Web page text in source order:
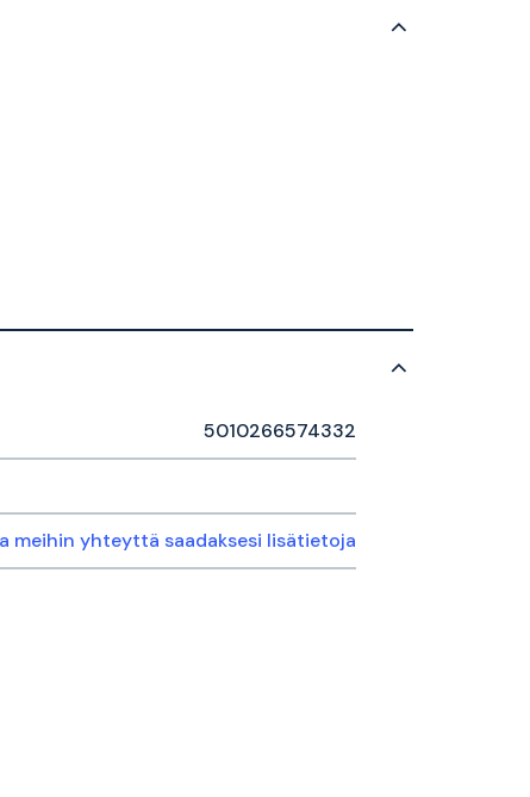
5010266574332
meihin yhteyttä saadaksesi lisätietoja